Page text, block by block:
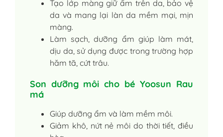
Tạo lớp màng giữ ẩm trên da, bảo vệ
da và mang lại làn da mềm mại, mịn
màng.
Làm sạch, dưỡng ẩm giúp làm mát,
dịu da, sử dụng được trong trường hợp
hăm tã, cứt trâu.
Son dưỡng môi cho bé Yoosun Rau
má
Giúp dưỡng ẩm và làm mềm môi.
Giảm khô, nứt nẻ môi do thời tiết, điều